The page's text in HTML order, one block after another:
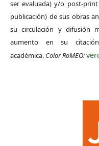
ser evaluada) y/o post-
publicación) de sus obras
su circulación y difusión
aumento en su
académica. Color RoMEO: